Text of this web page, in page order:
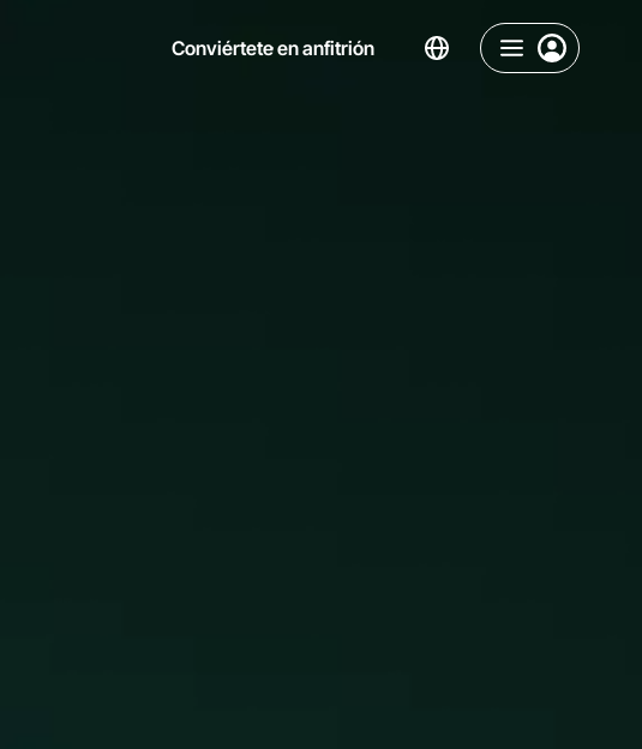
Conviértete en anfitrión